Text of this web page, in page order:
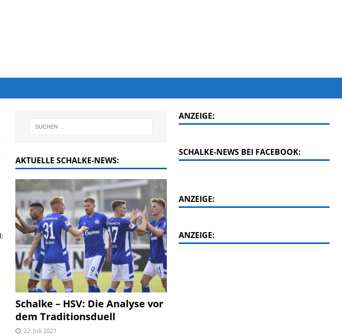
AKTUELLE SCHALKE-NEWS:
Schalke – HSV: Die Analyse vor
dem Traditionsduell
22. Juli 2021
ANZEIGE:
SCHALKE-NEWS BEI FACEBOOK:
ANZEIGE:
ANZEIGE: